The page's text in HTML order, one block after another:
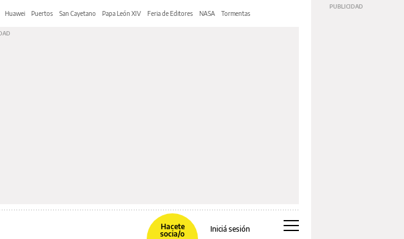
Huawei Puertos San Cayetano Papa León XIV Feria de Editores NASA Tormentas
Hacete
socia/o
Iniciá sesión